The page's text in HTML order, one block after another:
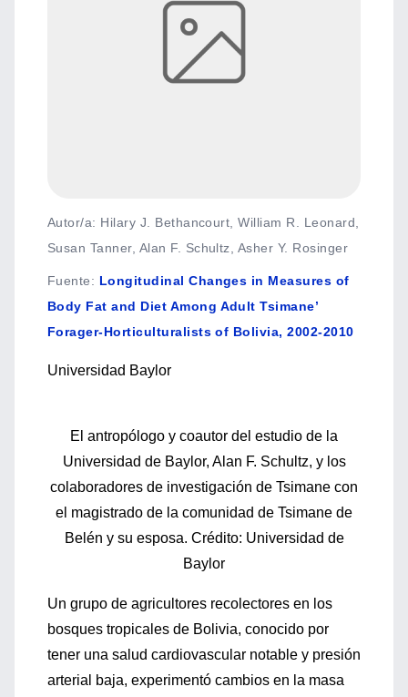
Autor/a: Hilary J. Bethancourt, William R. Leonard,
Susan Tanner, Alan F. Schultz, Asher Y. Rosinger
Fuente: Longitudinal Changes in Measures of
Body Fat and Diet Among Adult Tsimane’
Forager-Horticulturalists of Bolivia, 2002-2010
Universidad Baylor
El antropólogo y coautor del estudio de la
Universidad de Baylor, Alan F. Schultz, y los
colaboradores de investigación de Tsimane con
el magistrado de la comunidad de Tsimane de
Belén y su esposa. Crédito: Universidad de
Baylor
Un grupo de agricultores recolectores en los
bosques tropicales de Bolivia, conocido por
tener una salud cardiovascular notable y presión
arterial baja, experimentó cambios en la masa